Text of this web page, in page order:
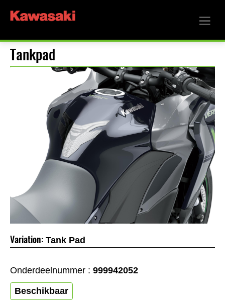
Tankpad
Variation: Tank Pad
Onderdeelnummer : 999942052
Beschikbaar